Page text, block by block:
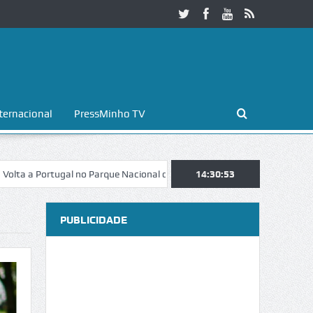
PressMinho TV
Parque Nacional da Peneda-Gerês Esposende. Galaicofolia
14:30:55
PUBLICIDADE